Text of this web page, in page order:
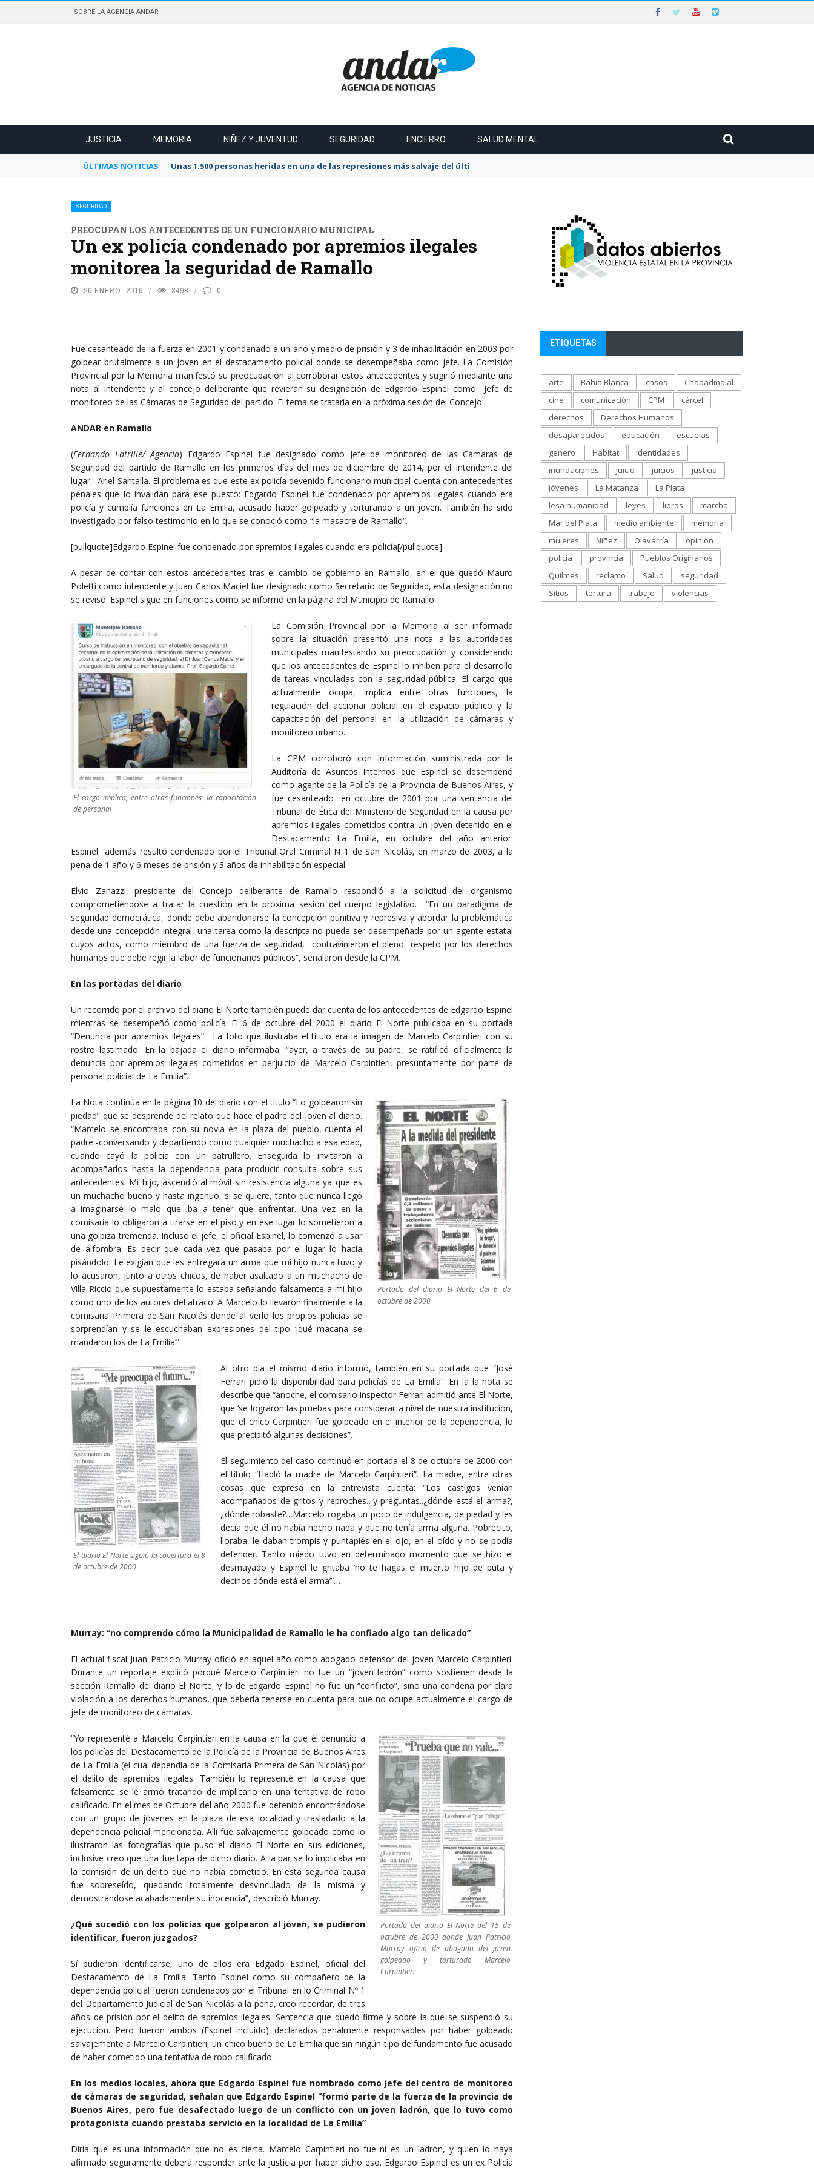
SOBRE LA AGENCIA ANDAR
JUSTICIA MEMORIA NIÑEZ Y JUVENTUD SEGURIDAD ENCIERRO SALUD MENTAL
ÚLTIMAS NOTICIAS Unas 1.500 personas heridas en una de las represiones más salvaje del último tiempo
SEGURIDAD
PREOCUPAN LOS ANTECEDENTES DE UN FUNCIONARIO MUNICIPAL
Un ex policía condenado por apremios ilegales
monitorea la seguridad de Ramallo
26 ENERO, 2016 3498 0
Fue cesanteado de la fuerza en 2001 y condenado a un año y medio de prisión y 3 de inhabilitación en 2003 por
golpear brutalmente a un joven en el destacamento policial donde se desempeñaba como jefe. La Comisión
Provincial por la Memoria manifestó su preocupación al corroborar estos antecedentes y sugirió mediante una
nota al intendente y al concejo deliberante ‎que revieran su designación de Edgardo Espinel como Jefe de
monitoreo de las Cámaras de Seguridad del partido. El tema se trataría en la próxima sesión del Concejo.
ANDAR en Ramallo
(Fernando Latrille/ Agencia) Edgardo Espinel fue designado como Jefe de monitoreo de las Cámaras de
Seguridad del partido de Ramallo en los primeros días del mes de diciembre de 2014, por el Intendente del
lugar, Ariel Santalla. El problema es que este ex policía devenido funcionario municipal cuenta con antecedentes
penales que lo invalidan para ese puesto: Edgardo Espinel fue condenado por apremios ilegales cuando era
policía y cumplía funciones en La Emilia, acusado haber golpeado y torturando a un joven. También ha sido
investigado por falso testimonio en lo que se conoció como “la masacre de Ramallo”.
[pullquote]Edgardo Espinel fue condenado por apremios ilegales cuando era policía[/pullquote]
A pesar de contar con estos antecedentes tras el cambio de gobierno en Ramallo, en el que quedó Mauro
Poletti como intendente y Juan Carlos Maciel fue designado como Secretario de Seguridad, esta designación no
se revisó. Espinel sigue en funciones como se informó en la página del Municipio de Ramallo.
El cargo implica, entre otras funciones, la capacitación
de personal
La Comisión Provincial por la Memoria al ser informada
sobre la situación presentó una nota a las autoridades
municipales manifestando su preocupación y considerando
que los antecedentes de Espinel lo inhiben para el desarrollo
de tareas vinculadas con la seguridad pública. El cargo que
actualmente ocupa, implica entre otras funciones, la
regulación del accionar policial en el espacio público y la
capacitación del personal en la utilización de cámaras y
monitoreo urbano.
La CPM corroboró con información suministrada por la
Auditoría de Asuntos Internos que Espinel se desempeñó
como agente de la Policía de la Provincia de Buenos Aires, y
fue cesanteado en octubre de 2001 por una sentencia del
Tribunal de Ética del Ministerio de Seguridad en la causa por
apremios ilegales cometidos contra un joven detenido en el
Destacamento La Emilia, en octubre del año anterior.
Espinel además resultó condenado por el Tribunal Oral Criminal N 1 de San Nicolás, en marzo de 2003, a la
pena de 1 año y 6 meses de prisión y 3 años de inhabilitación especial.
Elvio Zanazzi, presidente del Concejo deliberante de Ramallo respondió a la solicitud del organismo
comprometiéndose a tratar la cuestión en la próxima sesión del cuerpo legislativo. “En un paradigma de
seguridad democrática, donde debe abandonarse la concepción punitiva y represiva y abordar la problemática
desde una concepción integral, una tarea como la descripta no puede ser desempeñada por un agente estatal
cuyos actos, como miembro de una fuerza de seguridad, contravinieron el pleno respeto por los derechos
humanos que debe regir la labor de funcionarios públicos”, señalaron desde la CPM.
En las portadas del diario
Un recorrido por el archivo del diario El Norte también puede dar cuenta de los antecedentes de Edgardo Espinel
mientras se desempeñó como policía. El 6 de octubre del 2000 el diario El Norte publicaba en su portada
“Denuncia por apremios ilegales”. La foto que ilustraba el título era la imagen de Marcelo Carpintieri con su
rostro lastimado. En la bajada el diario informaba: “ayer, a través de su padre, se ratificó oficialmente la
denuncia por apremios ilegales cometidos en perjuicio de Marcelo Carpintieri, presuntamente por parte de
personal policial de La Emilia”.
Portada del diario El Norte del 6 de
octubre de 2000
La Nota continúa en la página 10 del diario con el título “Lo golpearon sin
piedad” que se desprende del relato que hace el padre del joven al diario.
“Marcelo se encontraba con su novia en la plaza del pueblo,-cuenta el
padre -conversando y departiendo como cualquier muchacho a esa edad,
cuando cayó la policía con un patrullero. Enseguida lo invitaron a
acompañarlos hasta la dependencia para producir consulta sobre sus
antecedentes. Mi hijo, ascendió al móvil sin resistencia alguna ya que es
un muchacho bueno y hasta ingenuo, si se quiere, tanto que nunca llegó
a imaginarse lo malo que iba a tener que enfrentar. Una vez en la
comisaría lo obligaron a tirarse en el piso y en ese lugar lo sometieron a
una golpiza tremenda. Incluso el jefe, el oficial Espinel, lo comenzó a usar
de alfombra. Es decir que cada vez que pasaba por el lugar lo hacía
pisándolo. Le exigían que les entregara un arma que mi hijo nunca tuvo y
lo acusaron, junto a otros chicos, de haber asaltado a un muchacho de
Villa Riccio que supuestamente lo estaba señalando falsamente a mi hijo
como uno de los autores del atraco. A Marcelo lo llevaron finalmente a la
comisaria Primera de San Nicolás donde al verlo los propios policías se
sorprendían y se le escuchaban expresiones del tipo ‘¡qué macana se
mandaron los de La Emilia’”.
El diario El Norte siguió la cobertura el 8
de octubre de 2000
Al otro día el mismo diario informó, también en su portada que “José
Ferrari pidió la disponibilidad para policías de La Emilia”. En la la nota se
describe que “anoche, el comisario inspector Ferrari admitió ante El Norte,
que ‘se lograron las pruebas para considerar a nivel de nuestra institución,
que el chico Carpintieri fue golpeado en el interior de la dependencia, lo
que precipitó algunas decisiones”.
El seguimiento del caso continuó en portada el 8 de octubre de 2000 con
el título “Habló la madre de Marcelo Carpintieri”. La madre, entre otras
cosas que expresa en la entrevista cuenta: “Los castigos venían
acompañados de gritos y reproches…y preguntas..¿dónde está el arma?,
¿dónde robaste?…Marcelo rogaba un poco de indulgencia, de piedad y les
decía que él no había hecho nada y que no tenía arma alguna. Pobrecito,
lloraba, le daban trompis y puntapiés en el ojo, en el oído y no se podía
defender. Tanto miedo tuvo en determinado momento que se hizo el
desmayado y Espinel le gritaba ‘no te hagas el muerto hijo de puta y
decinos dónde está el arma’”…
Murray: “no comprendo cómo la Municipalidad de Ramallo le ha confiado algo tan delicado”
El actual fiscal Juan Patricio Murray ofició en aquel año como abogado defensor del joven Marcelo Carpintieri.
Durante un reportaje explicó porqué Marcelo Carpintieri no fue un “joven ladrón” como sostienen desde la
sección Ramallo del diario El Norte, y lo de Edgardo Espinel no fue un “conflicto”, sino una condena por clara
violación a los derechos humanos, que debería tenerse en cuenta para que no ocupe actualmente el cargo de
jefe de monitoreo de cámaras.
Portada del diario El Norte del 15 de
octubre de 2000 donde Juan Patricio
Murray oficia de abogado del joven
golpeado y torturado Marcelo
Carpintieri
“Yo representé a Marcelo Carpintieri en la causa en la que él denunció a
los policías del Destacamento de la Policía de la Provincia de Buenos Aires
de La Emilia (el cual dependía de la Comisaría Primera de San Nicolás) por
el delito de apremios ilegales. También lo representé en la causa que
falsamente se le armó tratando de implicarlo en una tentativa de robo
calificado. En el mes de Octubre del año 2000 fue detenido encontrándose
con un grupo de jóvenes en la plaza de esa localidad y trasladado a la
dependencia policial mencionada. Allí fue salvajemente golpeado como lo
ilustraron las fotografías que puso el diario El Norte en sus ediciones,
inclusive creo que una fue tapa de dicho diario. A la par se lo implicaba en
la comisión de un delito que no había cometido. En esta segunda causa
fue sobreseído, quedando totalmente desvinculado de la misma y
demostrándose acabadamente su inocencia”, describió Murray.
¿Qué sucedió con los policías que golpearon al joven, se pudieron
identificar, fueron juzgados?
Sí pudieron identificarse, uno de ellos era Edgado Espinel, oficial del
Destacamento de La Emilia. Tanto Espinel como su compañero de la
dependencia policial fueron condenados por el Tribunal en lo Criminal Nº 1
del Departamento Judicial de San Nicolás a la pena, creo recordar, de tres
años de prisión por el delito de apremios ilegales. Sentencia que quedó firme y sobre la que se suspendió su
ejecución. Pero fueron ambos (Espinel incluido) declarados penalmente responsables por haber golpeado
salvajemente a Marcelo Carpintieri, un chico bueno de La Emilia que sin ningún tipo de fundamento fue acusado
de haber cometido una tentativa de robo calificado.
En los medios locales, ahora que Edgardo Espinel fue nombrado como jefe del centro de monitoreo
de cámaras de seguridad, señalan que Edgardo Espinel “formó parte de la fuerza de la provincia de
Buenos Aires, pero fue desafectado luego de un conflicto con un joven ladrón, que lo tuvo como
protagonista cuando prestaba servicio en la localidad de La Emilia”
Diría que es una información que no es cierta. Marcelo Carpintieri no fue ni es un ladrón, y quien lo haya
afirmado seguramente deberá responder ante la justicia por haber dicho eso. Edgardo Espinel es un ex Policía
ETIQUETAS
arte Bahía Blanca casos
Chapadmalal
cine
comunicación CPM
cárcel
derechos
Derechos Humanos
desaparecidos
educación
escuelas
genero
Habitat
identidades
inundaciones
juicio juicios
justicia
jóvenes
La Matanza
La Plata
lesa humanidad
leyes libros
marcha
Mar del Plata
medio ambiente
memoria
mujeres
Niñez Olavarría
opinion
policía
provincia
Pueblos Originarios
Quilmes
reclamo Salud
seguridad
Sitios
tortura trabajo violencias